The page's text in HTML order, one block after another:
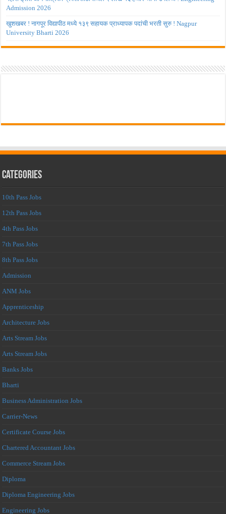
Admission 2026
खुशखबर ! नागपूर विद्यापीठ मध्ये १३९ सहायक प्राध्यापक पदांची भरती सुरु ! Nagpur
University Bharti 2026
Categories
10th Pass Jobs
12th Pass Jobs
4th Pass Jobs
7th Pass Jobs
8th Pass Jobs
Admission
ANM Jobs
Apprenticeship
Architecture Jobs
Arts Stream Jobs
Arts Stream Jobs
Banks Jobs
Bharti
Business Administration Jobs
Carrier-News
Certificate Course Jobs
Chartered Accountant Jobs
Commerce Stream Jobs
Diploma
Diploma Engineering Jobs
Engineering Jobs